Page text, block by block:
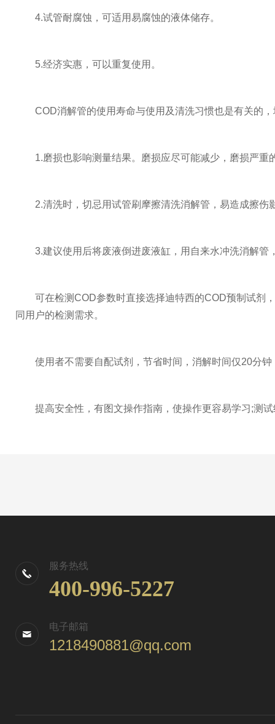
4.试管耐腐蚀，可适用易腐蚀的液体储存。
5.经济实惠，可以重复使用。
COD消解管的使用寿命与使用及清洗习惯也是有关的，
1.磨损也影响测量结果。磨损应尽可能减少，磨损严重
2.清洗时，切忌用试管刷摩擦清洗消解管，易造成擦伤
3.建议使用后将废液倒进废液缸，用自来水冲洗消解管
可在检测COD参数时直接选择迪特西的COD预制试剂，
同用户的检测需求。
使用者不需要自配试剂，节省时间，消解时间仅20分钟
提高安全性，有图文操作指南，使操作更容易学习;测试
服务热线
400-996-5227
电子邮箱
1218490881@qq.com